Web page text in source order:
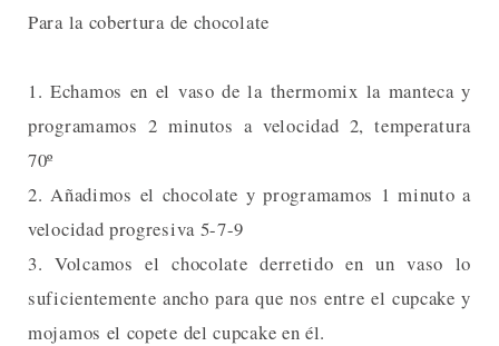
Para la cobertura de chocolate
1. Echamos en el vaso de la thermomix la manteca y
programamos 2 minutos a velocidad 2, temperatura
70º
2. Añadimos el chocolate y programamos 1 minuto a
velocidad progresiva 5-7-9
3. Volcamos el chocolate derretido en un vaso lo
suficientemente ancho para que nos entre el cupcake y
mojamos el copete del cupcake en él.